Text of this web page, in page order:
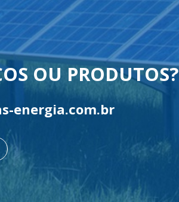
OU PRODUTOS?
energia.com.br